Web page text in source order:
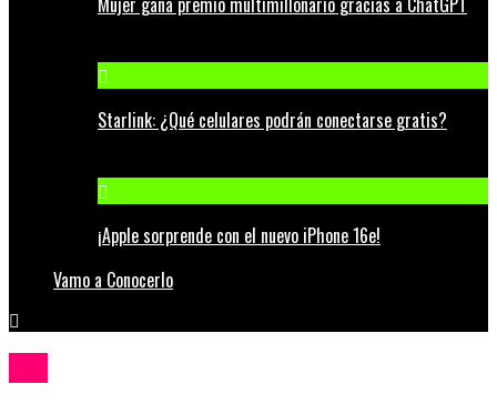
Starlink: ¿Qué celulares podrán conectarse gratis?
¡Apple sorprende con el nuevo iPhone 16e!
Vamo a Conocerlo